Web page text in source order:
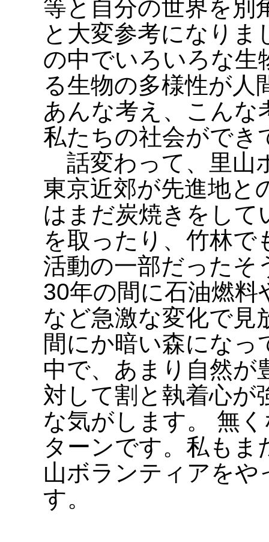
等と自分の世界を別
と大変参考になり
の中でいろいろな生
る生物の多様性が人
あんな考え、こんな
私たちの社会ができ
話変わって、里山
東京近郊が先進地と
はまだ炭焼きをして
を取ったり、竹林で
活動の一部だったそ
30年の間に石油燃料
など急激な変化で見
間にか暗い森にな
中で、あまり自然が
対して割と執着心が
な気がします。 無
ターンです。私もま
山ボランティアを
す。